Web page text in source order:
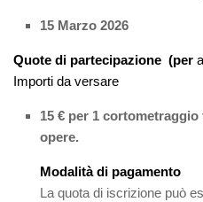
15 Marzo 2026
Quote di partecipazione (per
Importi da versare
15 € per 1
opere.
Modalità di pagamento
La quota di iscrizione può